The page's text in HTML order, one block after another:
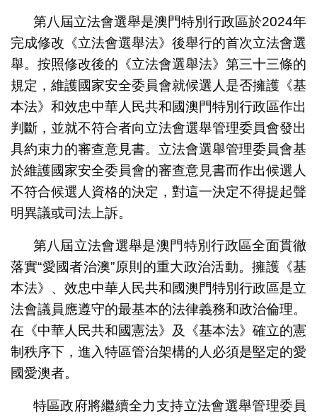
第八屆立法會選舉是澳門特別行政區於2024年
完成修改《立法會選舉法》後舉行的首次立法會選
舉。按照修改後的《立法會選舉法》第三十三條的
規定，維護國家安全委員會就候選人是否擁護 《基
本法》 和效忠中華人民共和國澳門特別行政區作出
判斷，並就不符合者向立法會選舉管理委員會發出
具約束力的審查意見書。立法會選舉管理委員會基
於維護國家安全委員會的審查意見書而作出候選人
不符合候選人資格的決定，對這一決定不得提起聲
明異議或司法上訴。
第八屆立法會選舉是澳門特別行政區全面貫徹
落實“愛國者治澳”原則的重大政治活動。擁護《基
本法》、效忠中華人民共和國澳門特別行政區是立
法會議員應遵守的最基本的法律義務和政治倫理。
在《中華人民共和國憲法》及《基本法》確立的憲
制秩序下，進入特區管治架構的人必須是堅定的愛
國愛澳者。
特區政府將繼續全力支持立法會選舉管理委員